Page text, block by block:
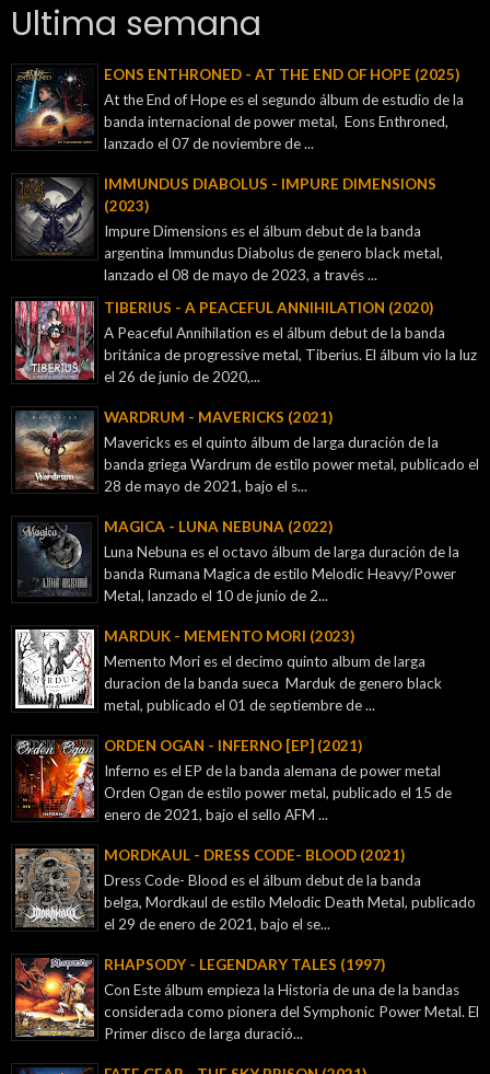
Ultima semana
EONS ENTHRONED - AT THE END OF HOPE (2025)
At the End of Hope es el segundo álbum de estudio de la
banda internacional de power metal, Eons Enthroned,
lanzado el 07 de noviembre de ...
IMMUNDUS DIABOLUS - IMPURE DIMENSIONS
(2023)
Impure Dimensions es el álbum debut de la banda
argentina Immundus Diabolus de genero black metal,
lanzado el 08 de mayo de 2023, a través ...
TIBERIUS - A PEACEFUL ANNIHILATION (2020)
A Peaceful Annihilation es el álbum debut de la banda
británica de progressive metal, Tiberius. El álbum vio la luz
el 26 de junio de 2020,...
WARDRUM - MAVERICKS (2021)
Mavericks es el quinto álbum de larga duración de la
banda griega Wardrum de estilo power metal, publicado el
28 de mayo de 2021, bajo el s...
MAGICA - LUNA NEBUNA (2022)
Luna Nebuna es el octavo álbum de larga duración de la
banda Rumana Magica de estilo Melodic Heavy/Power
Metal, lanzado el 10 de junio de 2...
MARDUK - MEMENTO MORI (2023)
Memento Mori es el decimo quinto album de larga
duracion de la banda sueca Marduk de genero black
metal, publicado el 01 de septiembre de ...
ORDEN OGAN - INFERNO [EP] (2021)
Inferno es el EP de la banda alemana de power metal
Orden Ogan de estilo power metal, publicado el 15 de
enero de 2021, bajo el sello AFM ...
MORDKAUL - DRESS CODE- BLOOD (2021)
Dress Code- Blood es el álbum debut de la banda
belga, Mordkaul de estilo Melodic Death Metal, publicado
el 29 de enero de 2021, bajo el se...
RHAPSODY - LEGENDARY TALES (1997)
Con Este álbum empieza la Historia de una de la bandas
considerada como pionera del Symphonic Power Metal. El
Primer disco de larga duració...